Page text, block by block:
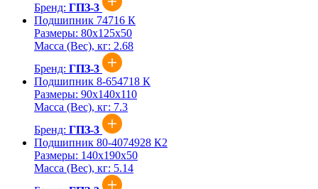
Бренд: ГПЗ-3
Подшипник 74716 К
Размеры: 80x125x50
Масса (Вес), кг: 2.68
Бренд: ГПЗ-3
Подшипник 8-654718 К
Размеры: 90x140x110
Масса (Вес), кг: 7.3
Бренд: ГПЗ-3
Подшипник 80-4074928 К2
Размеры: 140x190x50
Масса (Вес), кг: 5.14